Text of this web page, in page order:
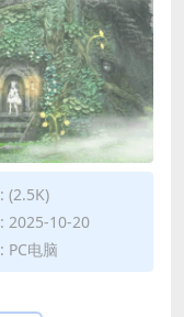
(2.5K)
2025-10-20
PC电脑